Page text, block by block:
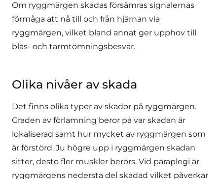
Om ryggmärgen skadas försämras signalernas
förmåga att nå till och från hjärnan via
ryggmärgen, vilket bland annat ger upphov till
blås- och tarmtömningsbesvär.
Olika nivåer av skada
Det finns olika typer av skador på ryggmärgen.
Graden av förlamning beror på var skadan är
lokaliserad samt hur mycket av ryggmärgen som
är förstörd. Ju högre upp i ryggmärgen skadan
sitter, desto fler muskler berörs. Vid paraplegi är
ryggmärgens nedersta del skadad vilket påverkar